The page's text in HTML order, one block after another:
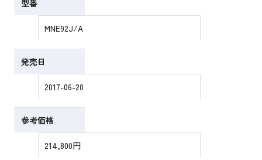
型番
MNE92J/A
発売日
2017-06-20
参考価格
214,800円